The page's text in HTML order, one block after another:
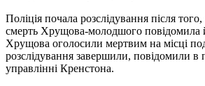
Поліція почала розслідування після
смерть Хрущова-молодшого повідомила
Хрущова оголосили мертвим на місці
розслідування завершили, повідомили в
управлінні Кренстона.